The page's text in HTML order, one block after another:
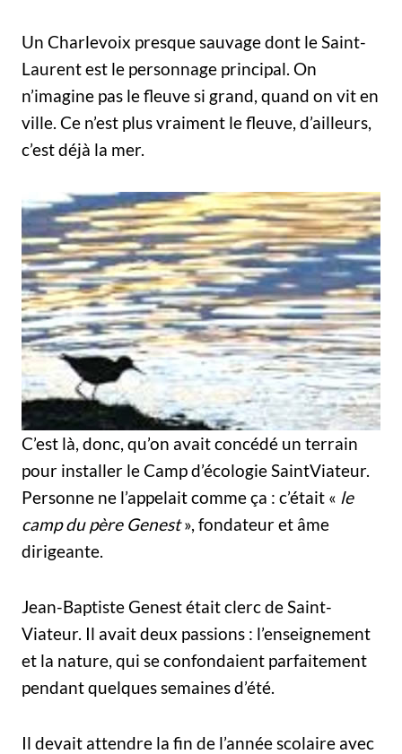
Un Charlevoix presque sauvage dont le Saint-
Laurent est le personnage principal. On
n’imagine pas le fleuve si grand, quand on vit en
ville. Ce n’est plus vraiment le fleuve, d’ailleurs,
c’est déjà la mer.
C’est là, donc, qu’on avait concédé un terrain
pour installer le Camp d’écologie Saint­Viateur.
Personne ne l’appelait comme ça : c’était « le
camp du père Genest», fondateur et âme
dirigeante.
Jean-Baptiste Genest était clerc de Saint-
Viateur. Il avait deux passions : l’enseignement
et la nature, qui se confondaient parfaitement
pendant quelques semaines d’été.
Il devait attendre la fin de l’année scolaire avec